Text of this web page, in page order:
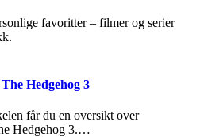
favoritter – filmer og serier
Hedgehog 3
får du en oversikt over
Hedgehog 3.…